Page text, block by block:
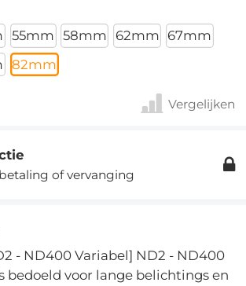
55mm 58mm 62mm 67mm
82mm
Vergelijken
of vervanging
- ND400 Variabel] ND2 - ND400
bedoeld voor lange belichtings en